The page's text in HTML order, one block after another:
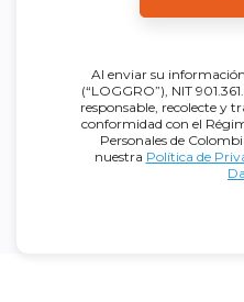
Al enviar su
(“LOGGRO”), NIT
responsable, recolecte y
conformidad con el
Personales de
nuestra Política de